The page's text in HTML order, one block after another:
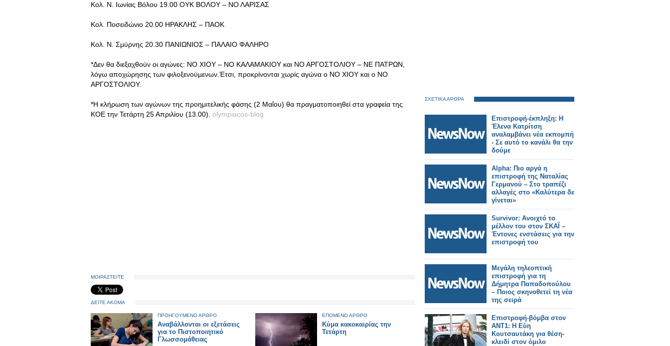
Κολ. Ν. Ιωνίας Βόλου 19.00 ΟΥΚ ΒΟΛΟΥ – ΝΟ ΛΑΡΙΣΑΣ
Κολ. Ποσειδώνιο 20.00 ΗΡΑΚΛΗΣ – ΠΑΟΚ
Κολ. Ν. Σμύρνης 20.30 ΠΑΝΙΩΝΙΟΣ – ΠΑΛΑΙΟ ΦΑΛΗΡΟ
*Δεν θα διεξαχθούν οι αγώνες: ΝΟ ΧΙΟΥ – ΝΟ ΚΑΛΑΜΑΚΙΟΥ και ΝΟ ΑΡΓΟΣΤΟΛΙΟΥ – ΝΕ ΠΑΤΡΩΝ,
λόγω αποχώρησης των φιλοξενούμενων.Έτσι, προκρίνονται χωρίς αγώνα ο ΝΟ ΧΙΟΥ και ο ΝΟ
ΑΡΓΟΣΤΟΛΙΟΥ.
*Η κλήρωση των αγώνων της προημιτελικής φάσης (2 Μαΐου) θα πραγματοποιηθεί στα γραφεία της
ΚΟΕ την Τετάρτη 25 Απριλίου (13.00). olympiacos-blog
ΜΟΙΡΑΣΤΕΙΤΕ
ΔΕΙΤΕ ΑΚΟΜΑ
ΠΡΟΗΓΟΥΜΕΝΟ ΑΡΘΡΟ
Αναβάλλονται οι εξετάσεις
για το Πιστοποιητικό
Γλωσσομάθειας
ΕΠΟΜΕΝΟ ΑΡΘΡΟ
Κύμα κακοκαιρίας την
Τετάρτη
ΣΧΕΤΙΚΑ ΑΡΘΡΑ
Επιστροφή-έκπληξη: Η
Έλενα Κατρίτση
αναλαμβάνει νέα εκπομπή
- Σε αυτό το κανάλι θα την
δούμε
Alpha: Πιο αργά η
επιστροφή της Ναταλίας
Γερμανού – Στο τραπέζι
αλλαγές στο «Καλύτερα δε
γίνεται»
Survivor: Ανοιχτό το
μέλλον του στον ΣΚΑΪ –
Έντονες ενστάσεις για την
επιστροφή του
Μεγάλη τηλεοπτική
επιστροφή για τη
Δήμητρα Παπαδοπούλου
– Ποιος σκηνοθετεί τη νέα
της σειρά
Επιστροφή-βόμβα στον
ΑΝΤ1: Η Εύη
Κουτσαυτάκη για θέση-
κλειδί στον όμιλο